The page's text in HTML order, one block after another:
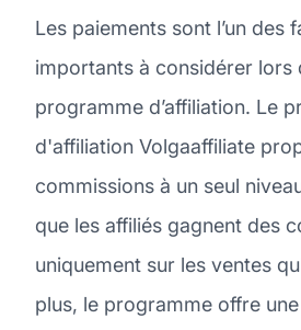
Les paiements sont l’un des
importants à considérer lors
programme d’affiliation. Le
d'affiliation Volgaaffiliate
commissions à un seul
que les affiliés gagnent des
uniquement sur les ventes
plus, le programme offre